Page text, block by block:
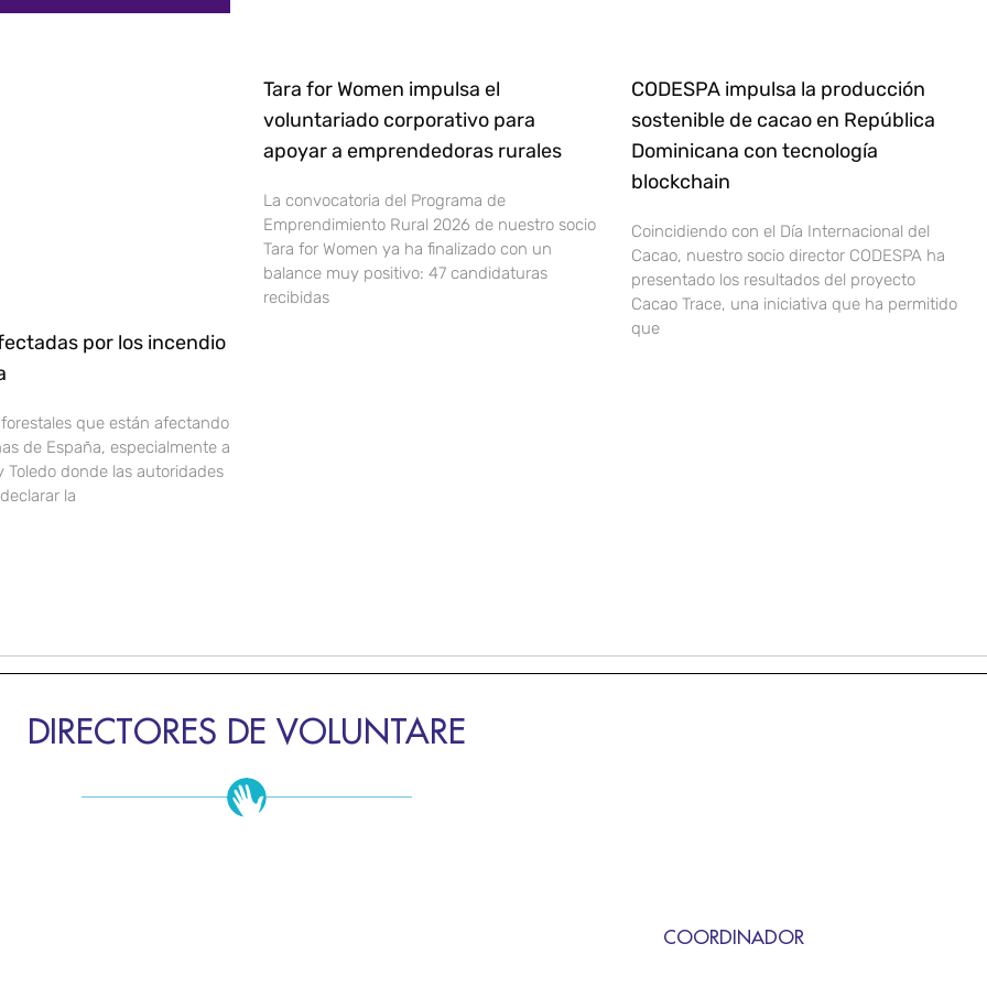
por los incendio
que están afectando
de España, especialmente a
Toledo donde las autoridades
la
Tara for Women impulsa el
voluntariado corporativo para
apoyar a emprendedoras rurales
La convocatoria del Programa de
Emprendimiento Rural 2026 de nuestro socio
Tara for Women ya ha finalizado con un
balance muy positivo: 47 candidaturas
recibidas
CODESPA impulsa la producción
sostenible de cacao en República
Dominicana con tecnología
blockchain
Coincidiendo con el Día Internacional del
Cacao, nuestro socio director CODESPA ha
presentado los resultados del proyecto
Cacao Trace, una iniciativa que ha permitido
que
DIRECTORES DE VOLUNTARE
COORDINADOR